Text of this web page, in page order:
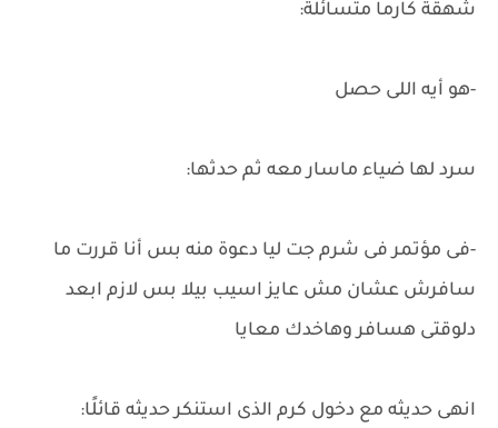
شهقة كارما متسائلة:
-هو أيه اللى حصل
سرد لها ضياء ماسار معه ثم حدثها:
-فى مؤتمر فى شرم جت ليا دعوة منه بس أنا قررت ما
سافرش عشان مش عايز اسيب بيلا بس لازم ابعد
دلوقتى هسافر وهاخدك معايا
انهى حديثه مع دخول كرم الذى استنكر حديثه قائلًا: